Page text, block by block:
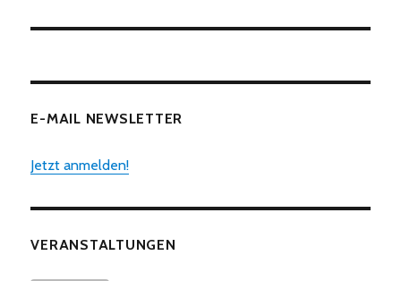
E-MAIL NEWSLETTER
Jetzt anmelden!
VERANSTALTUNGEN